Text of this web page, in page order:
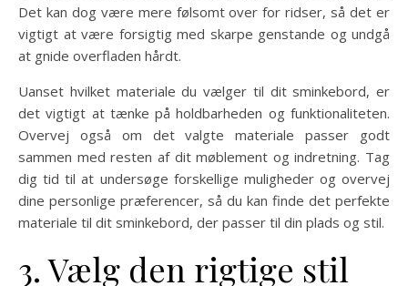
Det kan dog være mere følsomt over for ridser, så det er
vigtigt at være forsigtig med skarpe genstande og undgå
at gnide overfladen hårdt.
Uanset hvilket materiale du vælger til dit sminkebord, er
det vigtigt at tænke på holdbarheden og funktionaliteten.
Overvej også om det valgte materiale passer godt
sammen med resten af dit møblement og indretning. Tag
dig tid til at undersøge forskellige muligheder og overvej
dine personlige præferencer, så du kan finde det perfekte
materiale til dit sminkebord, der passer til din plads og stil.
3. Vælg den rigtige stil